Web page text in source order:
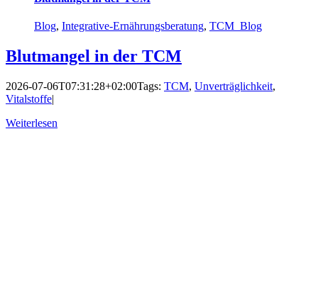
Blog, Integrative-Ernährungsberatung, TCM_Blog
Blutmangel in der TCM
2026-07-06T07:31:28+02:00Tags: TCM, Unverträglichkeit,
Vitalstoffe|
Weiterlesen